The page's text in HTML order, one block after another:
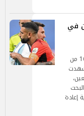
في
أثارت مباراة منتخب مصر أمام الأرجنتين في دور الـ16 من
شهدت
إعادة